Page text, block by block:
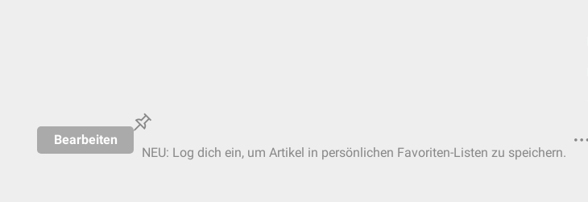
Bearbeiten
NEU: Log dich ein, um Artikel in persönlichen Favoriten-Listen zu speichern.